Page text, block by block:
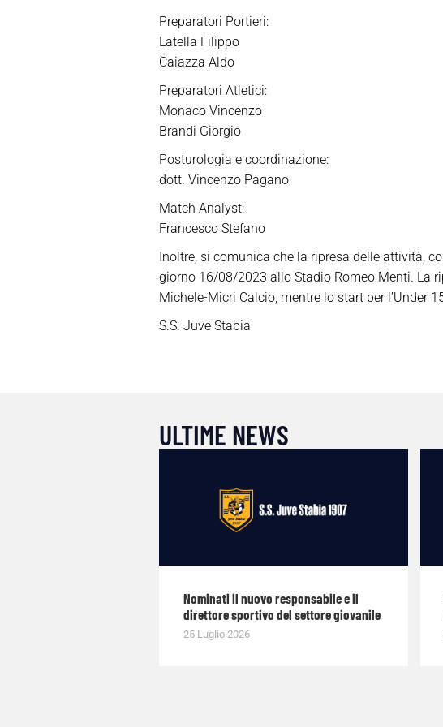
Preparatori Portieri:
Latella Filippo
Caiazza Aldo
Preparatori Atletici:
Monaco Vincenzo
Brandi Giorgio
Posturologia e coordinazione:
dott. Vincenzo Pagano
Match Analyst:
Francesco Stefano
Inoltre, si comunica che la ripresa delle attività,
giorno 16/08/2023 allo Stadio Romeo Menti. La
Michele-Micri Calcio, mentre lo start per l’Under
S.S. Juve Stabia
ULTIME NEWS
Nominati il nuovo responsabile e il
direttore sportivo del settore giovanile
25 Luglio 2026